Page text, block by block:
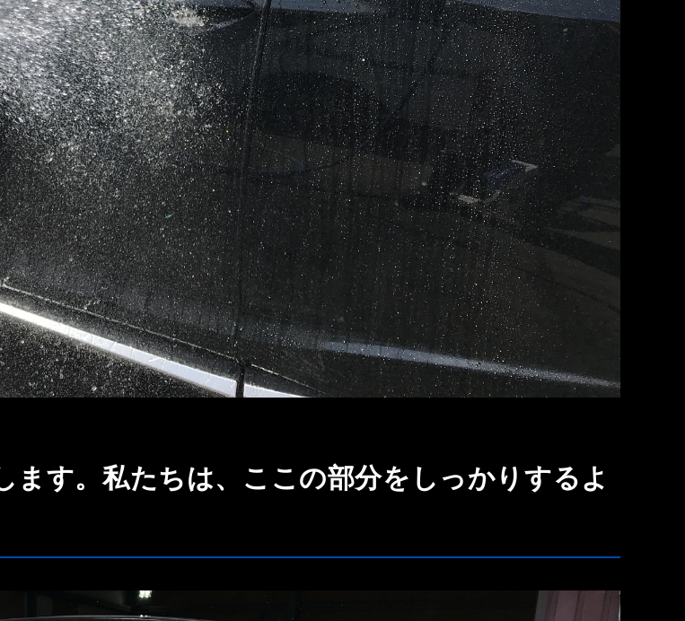
ます。私たちは、ここの部分をしっかりするよ